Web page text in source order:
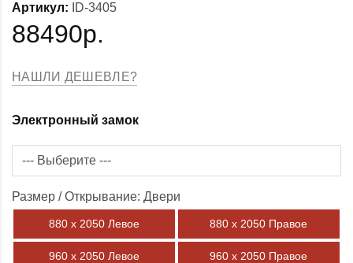
Артикул: ID-3405
88490р.
НАШЛИ ДЕШЕВЛЕ?
Электронный замок
Размер / Открывание: Двери
880 х 2050 Левое 880 х 2050 Правое
960 х 2050 Левое 960 х 2050 Правое